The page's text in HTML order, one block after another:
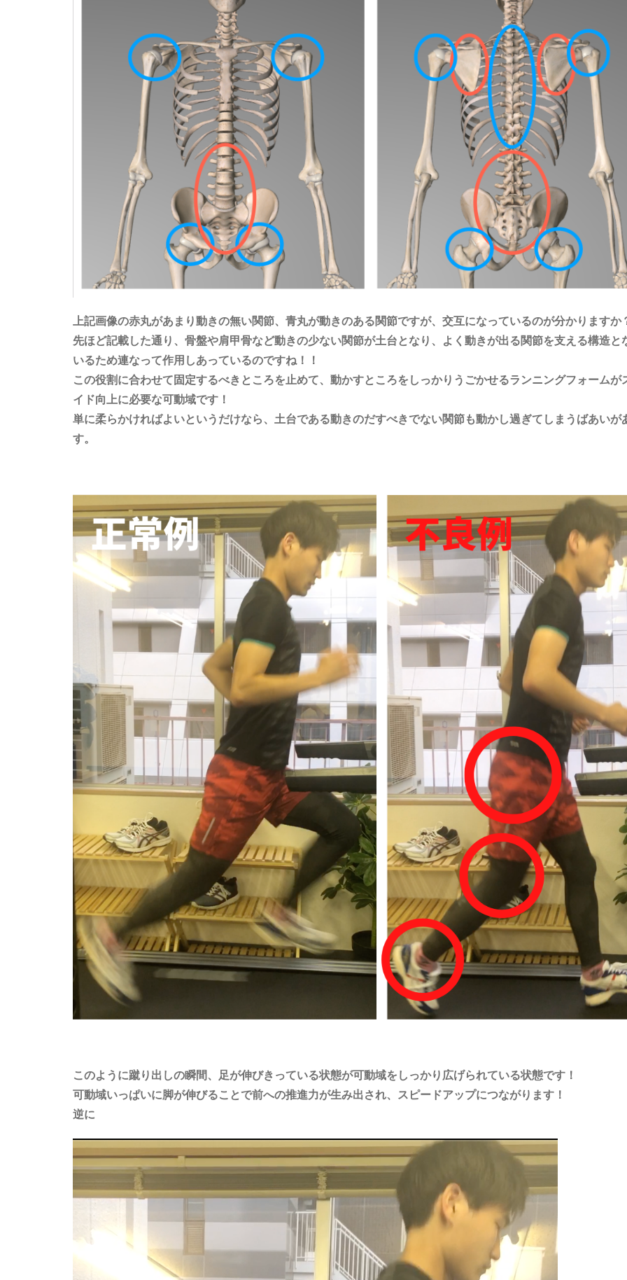
上記画像の赤丸があまり動きの無い関節、青丸が動きのある関節ですが、交互になっているのが分かりますか
先ほど記載した通り、骨盤や肩甲骨など動きの少ない関節が土台となり、よく動きが出る関節を支える構造と
いるため連なって作用しあっているのですね！！
この役割に合わせて固定するべきところを止めて、動かすところをしっかりうごかせるランニングフォームが
イド向上に必要な可動域です！
単に柔らかければよいというだけなら、土台である動きのだすべきでない関節も動かし過ぎてしまうばあいが
す。
このように蹴り出しの瞬間、足が伸びきっている状態が可動域をしっかり広げられている状態です！
可動域いっぱいに脚が伸びることで前への推進力が生み出され、スピードアップにつながります！
逆に